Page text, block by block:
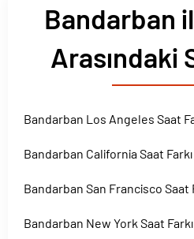
Bandarban
Arasındaki
Bandarban Los Angeles Saat
Bandarban California Saat Farkı
Bandarban San Francisco Saat
Bandarban New York Saat